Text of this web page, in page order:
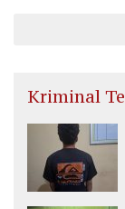
Kriminal